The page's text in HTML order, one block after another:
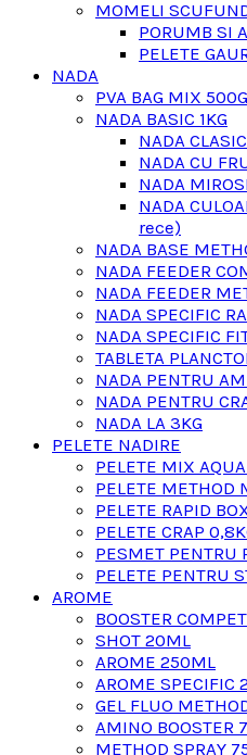
MOMELI
PORUMB SI
PELETE
NADA
PVA BAG MIX
NADA BASIC 1KG
NADA
NADA CU
NADA
NADA
rece)
NADA BASE
NADA FEEDER
NADA FEEDER
NADA SPECIFIC
NADA SPECIFIC
TABLETA
NADA PENTRU
NADA PENTRU
NADA LA 3KG
PELETE NADIRE
PELETE MIX
PELETE METHOD
PELETE RAPID
PELETE CRAP
PESMET PENTRU
PELETE PENTRU
AROME
BOOSTER
SHOT 20ML
AROME 250ML
AROME SPECIFIC
GEL FLUO
AMINO BOOSTER
METHOD SPRAY